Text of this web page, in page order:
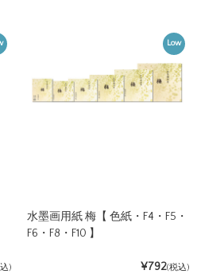
)
Low
水墨画用紙 梅【 色紙・F4・F5・
F6・F8・F10 】
¥792(税込)